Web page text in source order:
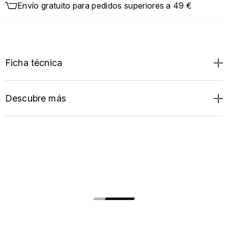
Envío gratuito para pedidos superiores a 49 €
Ficha técnica
Descubre más